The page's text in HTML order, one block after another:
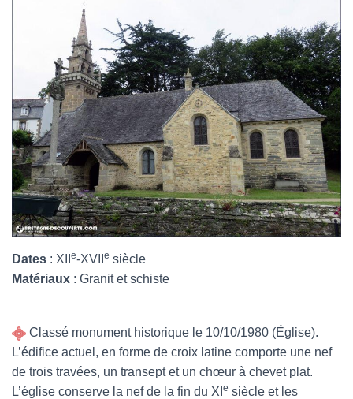
Dates : XII e-XVII e siècle
Matériaux : Granit et schiste
Classé monument historique le 10/10/1980 (Église).
L’édifice actuel, en forme de croix latine comporte une nef
de trois travées, un transept et un chœur à chevet plat.
L’église conserve la nef de la fin du XI e siècle et les